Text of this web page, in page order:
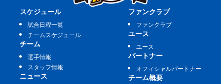
スケジュール
試合日程一覧
チームスケジュール
チーム
選手情報
スタッフ情報
ニュース
ファンクラブ
ファンクラブ
ユース
ユース
パートナー
オフィシャルパートナー
チーム概要